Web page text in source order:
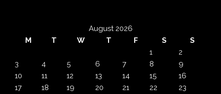
August 2026
M
T W T F S
S
1
2
3
4 5 6 7 8
9
10
11 12 13 14 15
16
17
18 19 20 21 22
23